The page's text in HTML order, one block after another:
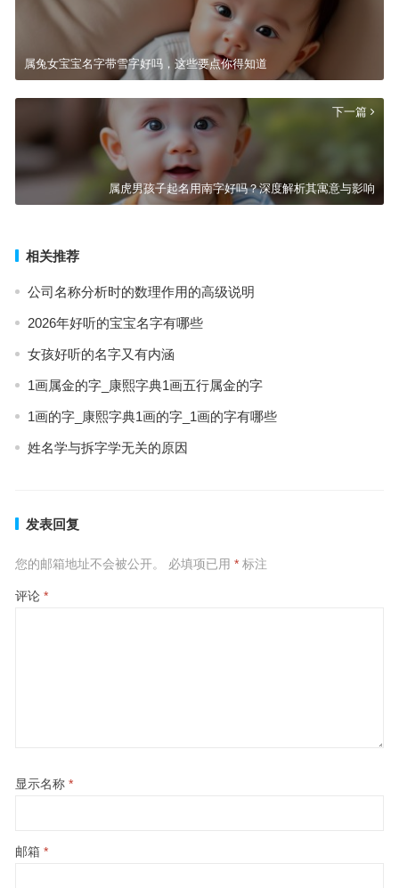
属兔女宝宝名字带雪字好吗，这些要点你得知道
下一篇
属虎男孩子起名用南字好吗？深度解析其寓意与影响
相关推荐
公司名称分析时的数理作用的高级说明
2026年好听的宝宝名字有哪些
女孩好听的名字又有内涵
1画属金的字_康熙字典1画五行属金的字
1画的字_康熙字典1画的字_1画的字有哪些
姓名学与拆字学无关的原因
发表回复
您的邮箱地址不会被公开。 必填项已用 *标注
评论 *
显示名称 *
邮箱 *